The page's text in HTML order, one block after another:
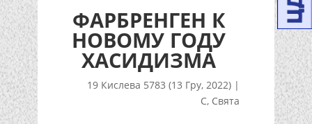
ФАРБРЕНГЕН К
НОВОМУ ГОДУ
ХАСИДИЗМА
19 Кислева 5783 (13 Гру, 2022) |
С, Свята